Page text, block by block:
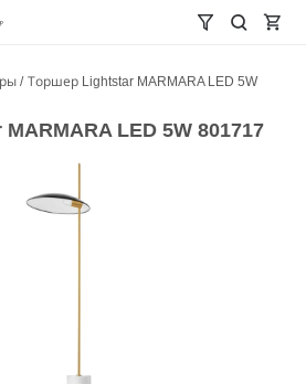
Торшер Lightstar MARMARA LED 5W
LED 5W 801717